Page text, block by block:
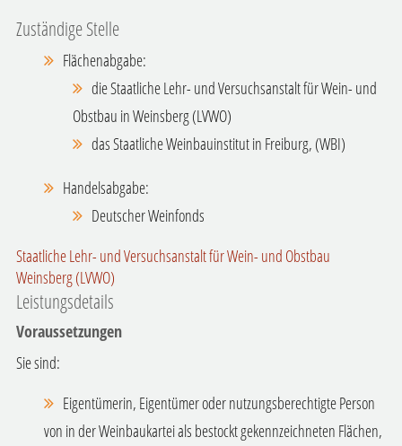
Zuständige Stelle
Flächenabgabe:
die Staatliche Lehr- und Versuchsanstalt für Wein- und
Obstbau in Weinsberg (LVWO)
das Staatliche Weinbauinstitut in Freiburg, (WBI)
Handelsabgabe:
Deutscher Weinfonds
Staatliche Lehr- und Versuchsanstalt für Wein- und Obstbau
Weinsberg (LVWO)
Leistungsdetails
Voraussetzungen
Sie sind:
Eigentümerin, Eigentümer oder nutzungsberechtigte Person
von in der Weinbaukartei als bestockt gekennzeichneten Flächen,